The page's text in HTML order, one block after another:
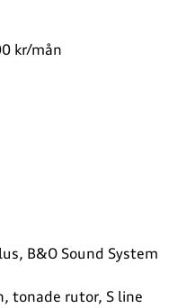
kr/mån
B&O Sound System
tonade rutor, S line